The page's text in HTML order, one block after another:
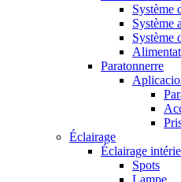
Système
Système
Système
Paratonnerre
Éclairage
Éclairage
Spots
Lampe